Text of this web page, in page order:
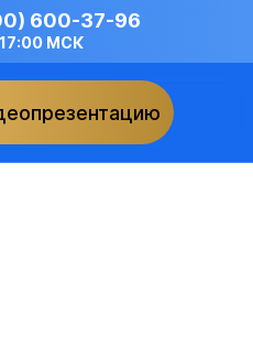
600-37-96
МСК